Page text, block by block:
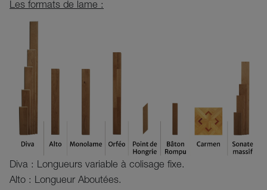
Les formats de lame :
Diva : Longueurs variable à colisage fixe.
Alto : Longueur Aboutées.